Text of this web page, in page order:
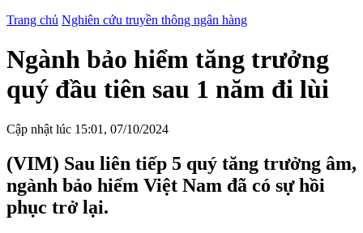
Trang chủ Nghiên cứu truyền thông ngân hàng
Ngành bảo hiểm tăng trưởng
quý đầu tiên sau 1 năm đi lùi
Cập nhật lúc 15:01, 07/10/2024
(VIM) Sau liên tiếp 5 quý tăng trưởng âm,
ngành bảo hiểm Việt Nam đã có sự hồi
phục trở lại.